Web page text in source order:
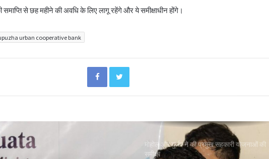
से छह महीने की अवधि के लिए लागू रहेंगे और ये समीक्षाधीन होंगे।
urban cooperative bank
FacebookTwitter
अनघा सराफ आदित्य-अनघा मल्टीस्टेट की अध्यक्ष
ओडिशा के 29.5 लाख किसानों को मिला नैनो उर्वरकों
मोहोल और गुर्जर ने की प्रमुख सहकारी योजनाओं की
समीक्षा